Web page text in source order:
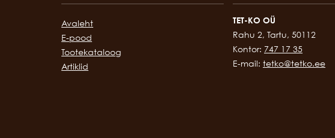
Avaleht
E-pood
Tootekataloog
Artiklid
TET-KO OÜ
Rahu 2, Tartu, 50112
Kontor: 747 17 35
E-mail: tetko@tetko.ee